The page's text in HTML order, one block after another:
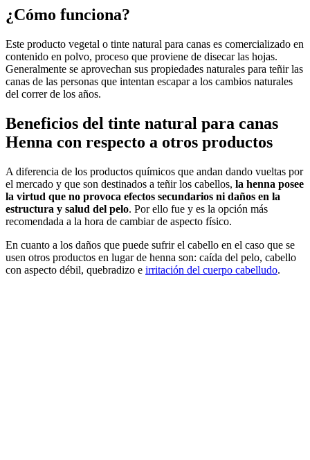
¿Cómo funciona?
Este producto vegetal o tinte natural para canas es comercializado en
contenido en polvo, proceso que proviene de disecar las hojas.
Generalmente se aprovechan sus propiedades naturales para teñir las
canas de las personas que intentan escapar a los cambios naturales
del correr de los años.
Beneficios del tinte natural para canas
Henna con respecto a otros productos
A diferencia de los productos químicos que andan dando vueltas por
el mercado y que son destinados a teñir los cabellos, la henna posee
la virtud que no provoca efectos secundarios ni daños en la
estructura y salud del pelo. Por ello fue y es la opción más
recomendada a la hora de cambiar de aspecto físico.
En cuanto a los daños que puede sufrir el cabello en el caso que se
usen otros productos en lugar de henna son: caída del pelo, cabello
con aspecto débil, quebradizo e irritación del cuerpo cabelludo.